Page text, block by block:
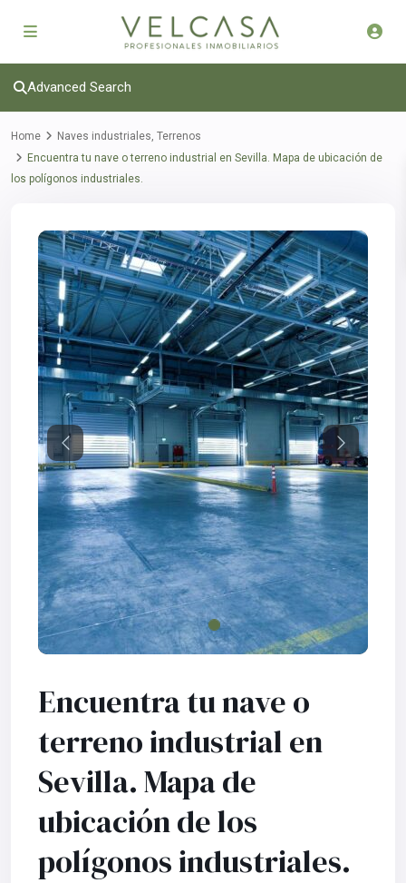
Advanced Search
Home Naves industriales, Terrenos
Encuentra tu nave o terreno industrial en Sevilla. Mapa de ubicación de
los polígonos industriales.
Previous Next
Encuentra tu nave o
terreno industrial en
Sevilla. Mapa de
ubicación de los
polígonos industriales.